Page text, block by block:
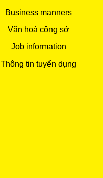
Business manners
Văn hoá công sở
Job information
Thông tin tuyển dụng